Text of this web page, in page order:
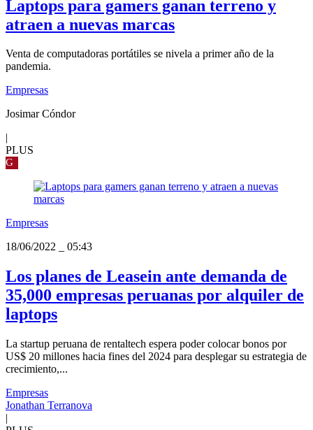
Laptops para gamers ganan terreno y
atraen a nuevas marcas
Venta de computadoras portátiles se nivela a primer año de la
pandemia.
Empresas
Josimar Cóndor
|
PLUS
G
Empresas
18/06/2022
05:43
Los planes de Leasein ante demanda de
35,000 empresas peruanas por alquiler de
laptops
La startup peruana de rentaltech espera poder colocar bonos por
US$ 20 millones hacia fines del 2024 para desplegar su estrategia de
crecimiento,...
Empresas
Jonathan Terranova
|